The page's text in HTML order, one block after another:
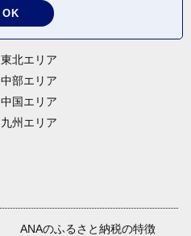
東北エリア
中部エリア
中国エリア
九州エリア
ANAのふるさと納税の特徴
OK